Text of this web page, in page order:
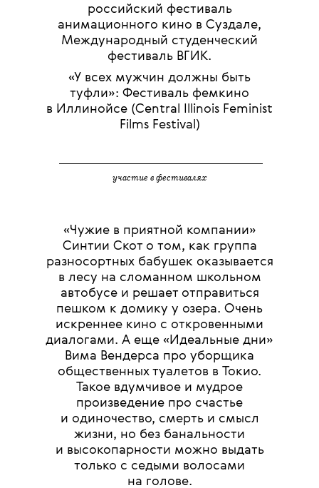
российский фестиваль
анимационного кино в Суздале,
Международный студенческий
фестиваль ВГИК.
«У всех мужчин должны быть
туфли»: Фестиваль фемкино
в Иллинойсе (Central Illinois Feminist
Films Festival)
участие в фестивалях
«Чужие в приятной компании»
Синтии Скот о том, как группа
разносортных бабушек оказывается
в лесу на сломанном школьном
автобусе и решает отправиться
пешком к домику у озера. Очень
искреннее кино с откровенными
диалогами. А еще «Идеальные дни»
Вима Вендерса про уборщика
общественных туалетов в Токио.
Такое вдумчивое и мудрое
произведение про счастье
и одиночество, смерть и смысл
жизни, но без банальности
и высокопарности можно выдать
только с седыми волосами
на голове.